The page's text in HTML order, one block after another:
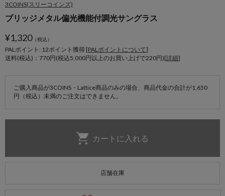
3COINS(スリーコインズ)
ブリッジメタル偏光機能付調光サングラス
¥1,320（税込）
PALポイント: 12ポイント獲得 [PALポイントについて]
送料(税込)：770円(税込5,000円以上のお買い上げで220円)[詳細]
ご購入商品が3COINS・Lattice商品のみの場合、商品代金の合計が1,650
円（税込）未満のご注文はできません。
店舗在庫